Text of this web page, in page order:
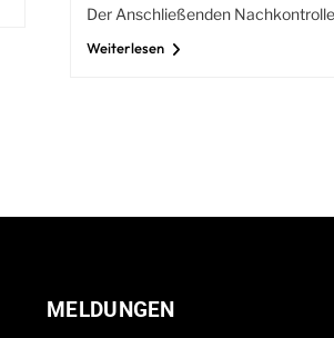
Der Anschließenden
Weiterlesen
MELDUNGEN